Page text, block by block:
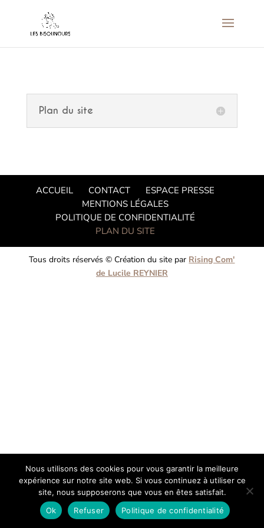
Plan du site
ACCUEIL CONTACT
ESPACE PRESSE
MENTIONS LÉGALES
POLITIQUE DE CONFIDENTIALITÉ
PLAN DU SITE
Tous droits réservés © Création du site par Rising Com'
de Lucile REYNIER
Nous utilisons des cookies pour vous garantir la meilleure
expérience sur notre site web. Si vous continuez à utiliser ce
site, nous supposerons que vous en êtes satisfait.
Ok
Refuser Politique de confidentialité